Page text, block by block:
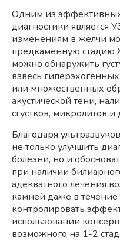
Одним из
диагностики является
изменениям в желчи
предкаменную стадию
можно обнаружить
взвесь
или множественных
акустической тени,
сгустков, микролитов и
Благодаря
не только улучшить
болезни, но и
при наличии
адекватного лечения
камней даже в течение
контролировать
использовании
возможного на 1-2